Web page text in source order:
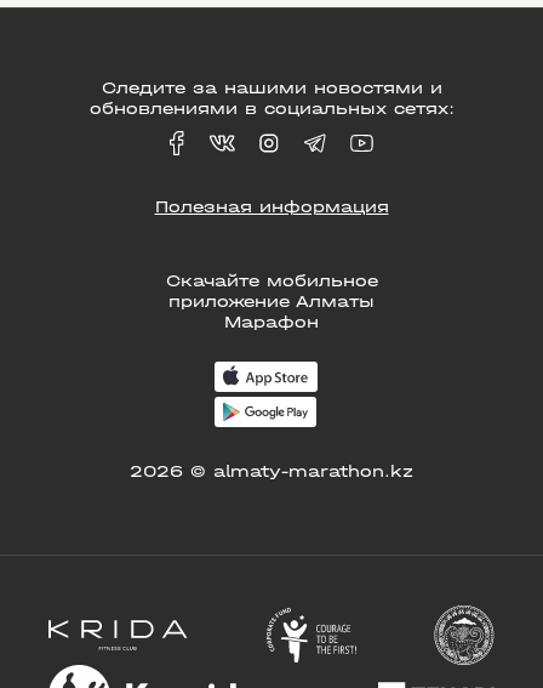
Скачайте мобильное
приложение Алматы
Марафон
2026 © almaty-marathon.kz
Следите за нашими новостями и
обновлениями в социальных сетях:
Полезная информация